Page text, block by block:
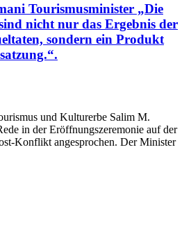
Tourismusminister „Die
nicht nur das Ergebnis der
sondern ein Produkt
und Kulturerbe Salim M.
in der Eröffnungszeremonie auf der
Konflikt angesprochen. Der Minister